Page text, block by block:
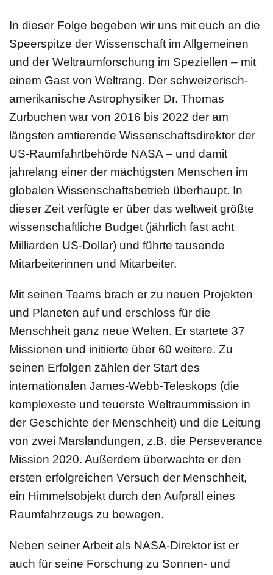
In dieser Folge begeben wir uns mit euch an die
Speerspitze der Wissenschaft im Allgemeinen
und der Weltraumforschung im Speziellen – mit
einem Gast von Weltrang. Der schweizerisch-
amerikanische Astrophysiker Dr. Thomas
Zurbuchen war von 2016 bis 2022 der am
längsten amtierende Wissenschaftsdirektor der
US-Raumfahrtbehörde NASA – und damit
jahrelang einer der mächtigsten Menschen im
globalen Wissenschaftsbetrieb überhaupt. In
dieser Zeit verfügte er über das weltweit größte
wissenschaftliche Budget (jährlich fast acht
Milliarden US-Dollar) und führte tausende
Mitarbeiterinnen und Mitarbeiter.
Mit seinen Teams brach er zu neuen Projekten
und Planeten auf und erschloss für die
Menschheit ganz neue Welten. Er startete 37
Missionen und initiierte über 60 weitere. Zu
seinen Erfolgen zählen der Start des
internationalen James-Webb-Teleskops (die
komplexeste und teuerste Weltraummission in
der Geschichte der Menschheit) und die Leitung
von zwei Marslandungen, z.B. die Perseverance
Mission 2020. Außerdem überwachte er den
ersten erfolgreichen Versuch der Menschheit,
ein Himmelsobjekt durch den Aufprall eines
Raumfahrzeugs zu bewegen.
Neben seiner Arbeit als NASA-Direktor ist er
auch für seine Forschung zu Sonnen- und